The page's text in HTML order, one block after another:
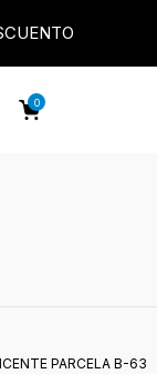
0
PARCELA B-63